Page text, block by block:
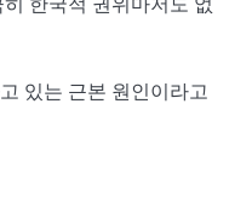
있는 근본 원인이라고